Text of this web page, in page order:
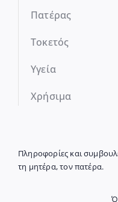
Πατέρας
Τοκετός
Υγεία
Χρήσιμα
Πληροφορίες και
τη μητέρα, τον πατέρα.